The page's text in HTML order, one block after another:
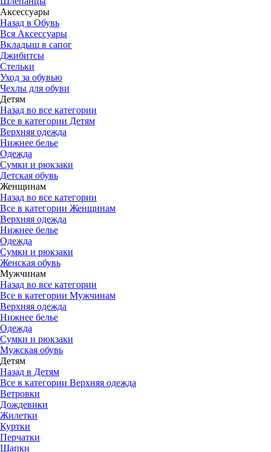
Аксессуары
Назад в Обувь
Вся Аксессуары
Вкладыш в сапог
Джибитсы
Стельки
Уход за обувью
Чехлы для обуви
Детям
Назад во все категории
Все в категории Детям
Верхняя одежда
Нижнее белье
Одежда
Сумки и рюкзаки
Детская обувь
Женщинам
Назад во все категории
Все в категории Женщинам
Верхняя одежда
Нижнее белье
Одежда
Сумки и рюкзаки
Женская обувь
Мужчинам
Назад во все категории
Все в категории Мужчинам
Верхняя одежда
Нижнее белье
Одежда
Сумки и рюкзаки
Мужская обувь
Детям
Назад в Детям
Все в категории Верхняя одежда
Ветровки
Дождевики
Жилетки
Куртки
Перчатки
Шапки